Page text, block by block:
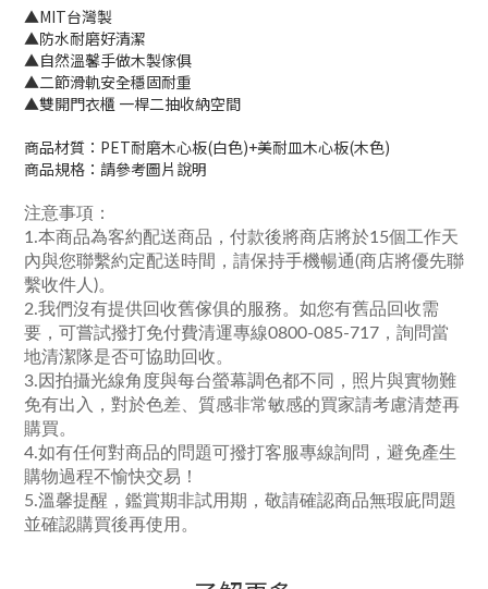
▲MIT台灣製
▲防水耐磨好清潔
▲自然溫馨手做木製傢俱
▲二節滑軌安全穩固耐重
▲雙開門衣櫃 一桿二抽收納空間
商品材質：PET耐磨木心板(白色)+美耐皿木心板(木色)
商品規格：請參考圖片說明
注意事項：
1.本商品為客約配送商品，付款後將商店將於15個工作天
內與您聯繫約定配送時間，請保持手機暢通(商店將優先聯
繫收件人)。
2.我們沒有提供回收舊傢俱的服務。如您有舊品回收需
要，可嘗試撥打免付費清運專線0800-085-717，詢問當
地清潔隊是否可協助回收。
3.因拍攝光線角度與每台螢幕調色都不同，照片與實物難
免有出入，對於色差、質感非常敏感的買家請考慮清楚再
購買。
4.如有任何對商品的問題可撥打客服專線詢問，避免產生
購物過程不愉快交易！
5.溫馨提醒，鑑賞期非試用期，敬請確認商品無瑕庛問題
並確認購買後再使用。